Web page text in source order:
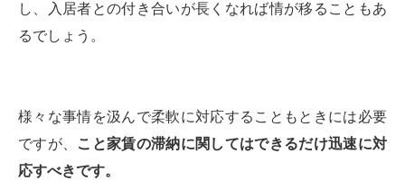
し、入居者との付き合いが長くなれば情が移ることもあ
るでしょう。
様々な事情を汲んで柔軟に対応することもときには必要
ですが、 こと家賃の滞納に関してはできるだけ迅速に対
応すべきです。